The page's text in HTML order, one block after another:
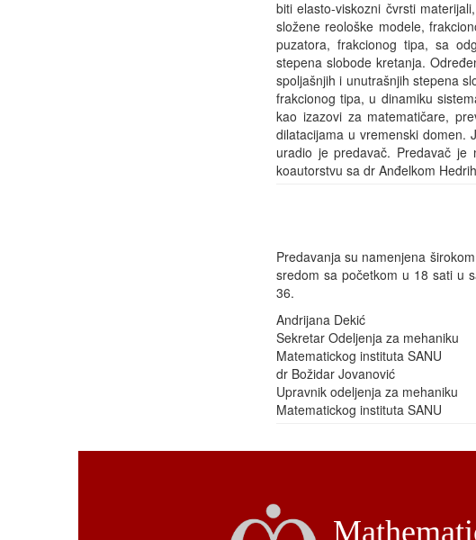
biti elasto-viskozni čvrsti
složene reološke modele,
puzatora, frakcionog tipa, sa
stepena slobode kretanja.
spoljašnjih i unutrašnjih stepena
frakcionog tipa, u dinamiku
kao izazovi za matematičare,
dilatacijama u vremenski domen.
uradio je predavač. Predavač
koautorstvu sa dr Anđelkom
Predavanja su namenjena
sredom sa početkom u 18 sati u
36.
Andrijana Dekić
Sekretar Odeljenja za mehaniku
Matematickog instituta SANU
dr Božidar Jovanović
Upravnik odeljenja za mehaniku
Matematickog instituta SANU